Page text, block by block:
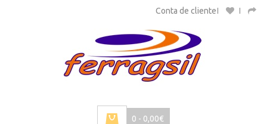
Conta de cliente
0 - 0,00€